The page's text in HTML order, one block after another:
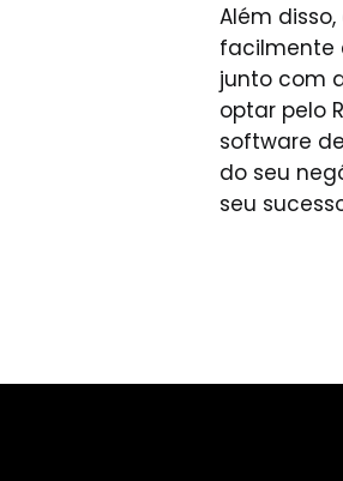
Além
facilmente
junto com
optar pelo
software
do seu
seu